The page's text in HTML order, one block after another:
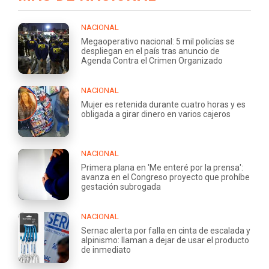
NACIONAL
Megaoperativo nacional: 5 mil policías se
despliegan en el país tras anuncio de
Agenda Contra el Crimen Organizado
NACIONAL
Mujer es retenida durante cuatro horas y es
obligada a girar dinero en varios cajeros
NACIONAL
Primera plana en 'Me enteré por la prensa':
avanza en el Congreso proyecto que prohíbe
gestación subrogada
NACIONAL
Sernac alerta por falla en cinta de escalada y
alpinismo: llaman a dejar de usar el producto
de inmediato